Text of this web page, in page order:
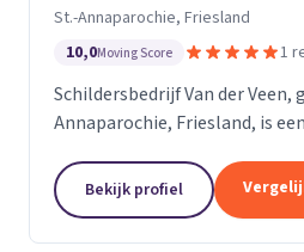
St.-Annaparochie, Friesland
10,0Moving Score 1
Schildersbedrijf Van der Veen,
Annaparochie, Friesland, is
teruggaat tot 2010. Wij zijn
Bekijk profiel